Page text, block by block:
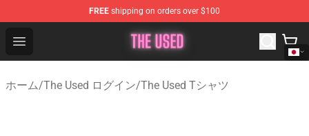
FREE shipping on orders over $100
Open menu
The Used Store - Official The Used Merchandise Shop
ホーム/The Used ログイン/The Used Tシャツ